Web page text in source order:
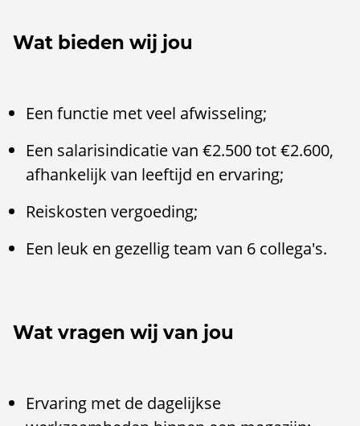
Wat bieden wij jou
Een functie met veel afwisseling;
Een salarisindicatie van €2.500 tot €2.600,
afhankelijk van leeftijd en ervaring;
Reiskosten vergoeding;
Een leuk en gezellig team van 6 collega's.
Wat vragen wij van jou
Ervaring met de dagelijkse